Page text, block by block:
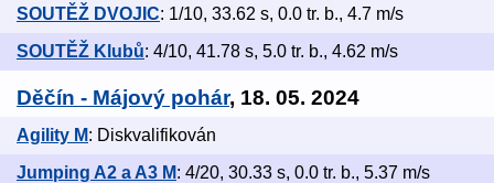
SOUTĚŽ DVOJIC: 1/10, 33.62 s, 0.0 tr. b., 4.7 m/s
SOUTĚŽ Klubů: 4/10, 41.78 s, 5.0 tr. b., 4.62 m/s
Děčín - Májový pohár, 18. 05. 2024
Agility M: Diskvalifikován
Jumping A2 a A3 M: 4/20, 30.33 s, 0.0 tr. b., 5.37 m/s